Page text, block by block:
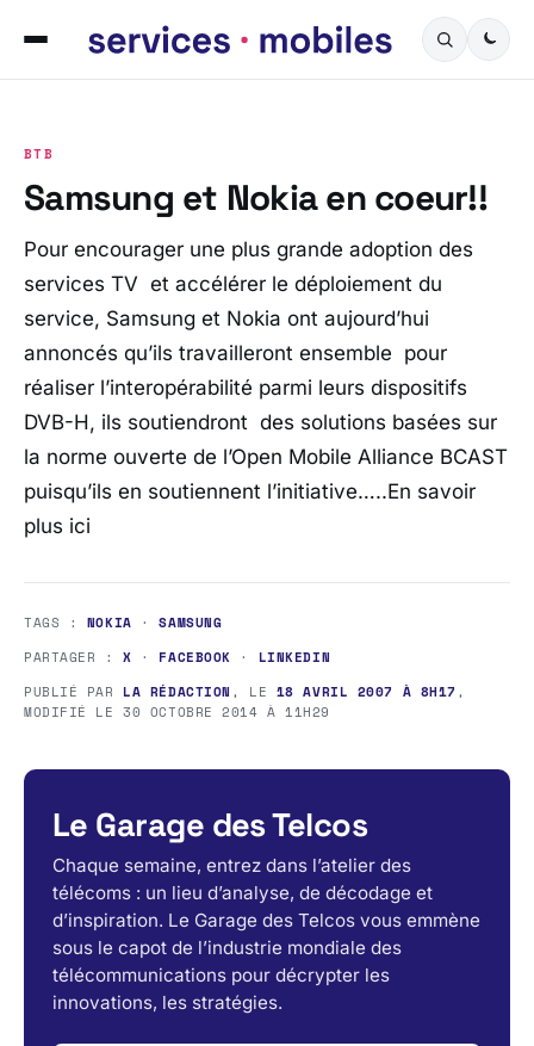
BTB
Samsung et Nokia en coeur!!
Pour encourager une plus grande adoption des
services TV et accélérer le déploiement du
service, Samsung et Nokia ont aujourd’hui
annoncés qu’ils travailleront ensemble pour
réaliser l’interopérabilité parmi leurs dispositifs
DVB-H, ils soutiendront des solutions basées sur
la norme ouverte de l’Open Mobile Alliance BCAST
puisqu’ils en soutiennent l’initiative…..En savoir
plus ici
TAGS : NOKIA ·SAMSUNG
PARTAGER :X · FACEBOOK · LINKEDIN
PUBLIÉ PAR LA RÉDACTION , LE 18 AVRIL 2007 À 8H17 ,
MODIFIÉ LE30 OCTOBRE 2014 À 11H29
Le Garage des Telcos
Chaque semaine, entrez dans l’atelier des
télécoms : un lieu d’analyse, de décodage et
d’inspiration. Le Garage des Telcos vous emmène
sous le capot de l’industrie mondiale des
télécommunications pour décrypter les
innovations, les stratégies.